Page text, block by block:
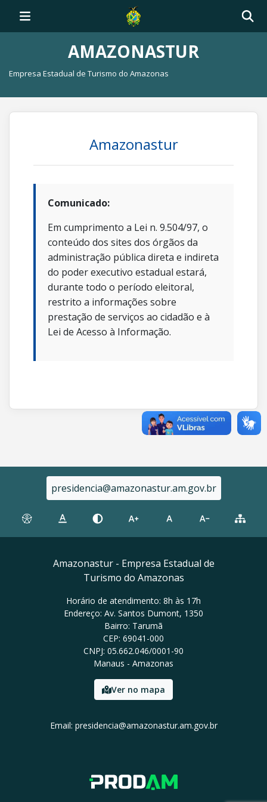
AMAZONASTUR
Empresa Estadual de Turismo do Amazonas
Amazonastur
Comunicado:
Em cumprimento a Lei n. 9.504/97, o
conteúdo dos sites dos órgãos da
administração pública direta e indireta
do poder executivo estadual estará,
durante todo o período eleitoral,
restrito a informações sobre
prestação de serviços ao cidadão e à
Lei de Acesso à Informação.
presidencia@amazonastur.am.gov.br
Amazonastur - Empresa Estadual de
Turismo do Amazonas
Horário de atendimento: 8h às 17h
Endereço: Av. Santos Dumont, 1350
Bairro: Tarumã
CEP: 69041-000
CNPJ: 05.662.046/0001-90
Manaus - Amazonas
Ver no mapa
Email: presidencia@amazonastur.am.gov.br